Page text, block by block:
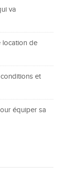
va
location de
et
équiper sa